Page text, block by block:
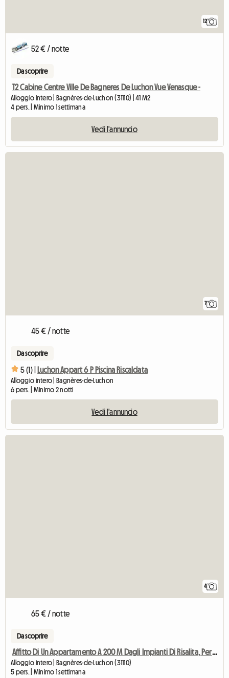
12
52 € / notte
Da scoprire
T2 Cabine Centre Ville De Bagneres De Luchon Vue Venasque -
Alloggio intero | Bagnères-de-Luchon (31110) | 41 M2
4 pers. | Minimo 1 settimana
Vedi l'annuncio
7
45 € / notte
Da scoprire
5 (1) | Luchon Appart 6 P Piscina Riscaldata
Alloggio intero | Bagnères-de-Luchon
6 pers. | Minimo 2 notti
Vedi l'annuncio
4
65 € / notte
Da scoprire
Affitto Di Un Appartamento A 200 M Dagli Impianti Di Risalita, Per 5 Persone
Alloggio intero | Bagnères-de-Luchon (31110)
5 pers. | Minimo 1 settimana